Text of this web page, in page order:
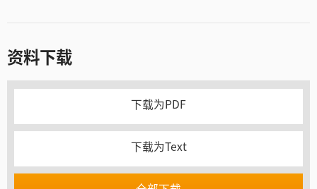
资料下载
下载为PDF
下载为Text